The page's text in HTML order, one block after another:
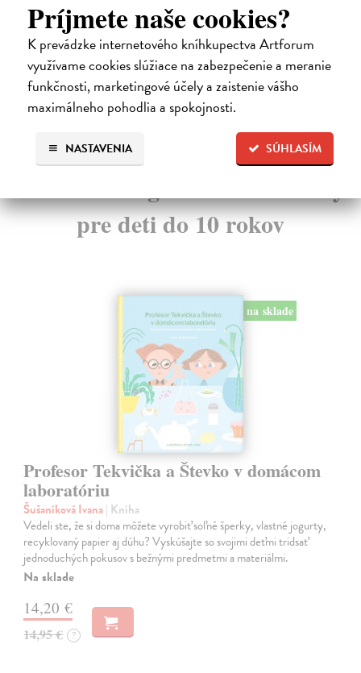
Príjmete naše cookies?
K prevádzke internetového kníhkupectva Artforum
využívame cookies slúžiace na zabezpečenie a meranie
funkčnosti, marketingové účely a zaistenie vášho
maximálneho pohodlia a spokojnosti.
SÚHLASÍM
NASTAVENIA
Na sklade ?
17,10 €
18,00 € ?
pre deti do 10 rokov
na sklade
Profesor Tekvička a Števko v domácom
laboratóriu
Šušaníková Ivana| Kniha
Vedeli ste, že si doma môžete vyrobiť soľné šperky, vlastné jogurty,
recyklovaný papier aj dúhu? Vyskúšajte so svojimi deťmi tridsať
jednoduchých pokusov s bežnými predmetmi a materiálmi.
Na sklade
14,20 €
14,95 € ?